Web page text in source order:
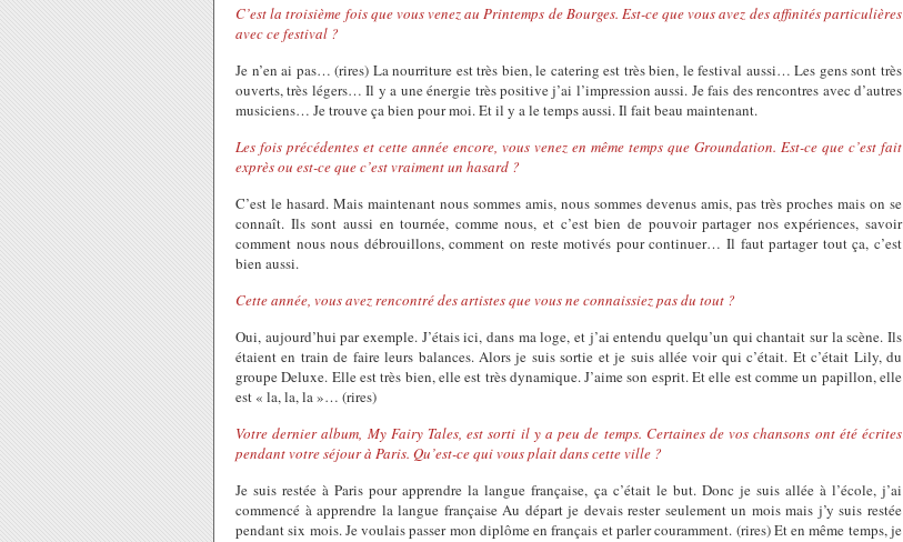
C’est la troisième fois que vous venez au Printemps de Bourges. Est-ce que vous avez des affinités particulières
avec ce festival ?
Je n’en ai pas… (rires) La nourriture est très bien, le catering est très bien, le festival aussi… Les gens sont très
ouverts, très légers… Il y a une énergie très positive j’ai l’impression aussi. Je fais des rencontres avec d’autres
musiciens… Je trouve ça bien pour moi. Et il y a le temps aussi. Il fait beau maintenant.
Les fois précédentes et cette année encore, vous venez en même temps que Groundation. Est-ce que c’est fait
exprès ou est-ce que c’est vraiment un hasard ?
C’est le hasard. Mais maintenant nous sommes amis, nous sommes devenus amis, pas très proches mais on se
connaît. Ils sont aussi en tournée, comme nous, et c’est bien de pouvoir partager nos expériences, savoir
comment nous nous débrouillons, comment on reste motivés pour continuer… Il faut partager tout ça, c’est
bien aussi.
Cette année, vous avez rencontré des artistes que vous ne connaissiez pas du tout ?
Oui, aujourd’hui par exemple. J’étais ici, dans ma loge, et j’ai entendu quelqu’un qui chantait sur la scène. Ils
étaient en train de faire leurs balances. Alors je suis sortie et je suis allée voir qui c’était. Et c’était Lily, du
groupe Deluxe. Elle est très bien, elle est très dynamique. J’aime son esprit. Et elle est comme un papillon, elle
est « la, la, la »… (rires)
Votre dernier album, My Fairy Tales, est sorti il y a peu de temps. Certaines de vos chansons ont été écrites
pendant votre séjour à Paris. Qu’est-ce qui vous plait dans cette ville ?
Je suis restée à Paris pour apprendre la langue française, ça c’était le but. Donc je suis allée à l’école, j’ai
commencé à apprendre la langue française Au départ je devais rester seulement un mois mais j’y suis restée
pendant six mois. Je voulais passer mon diplôme en français et parler couramment. (rires) Et en même temps, je